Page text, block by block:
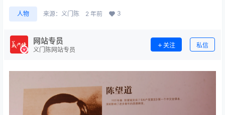
人物 来源： 义门陈 2 年前 3
网站专员
义门陈网站专员
关注 私信